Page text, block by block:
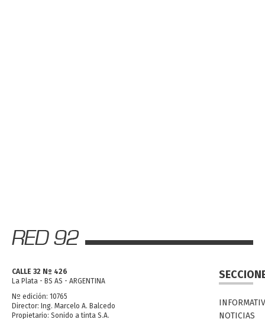
CALLE 32 Nº 426
La Plata - BS AS - ARGENTINA
Nº edición: 10765
Director: Ing. Marcelo A. Balcedo
Propietario: Sonido a tinta S.A.
NOTICIAS